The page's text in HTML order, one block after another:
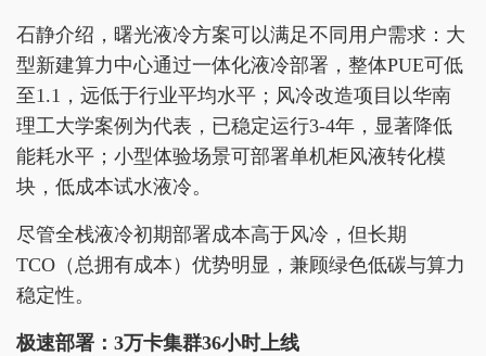
石静介绍，曙光液冷方案可以满足不同用户需求：大
型新建算力中心通过一体化液冷部署，整体PUE可低
至1.1，远低于行业平均水平；风冷改造项目以华南
理工大学案例为代表，已稳定运行3-4年，显著降低
能耗水平；小型体验场景可部署单机柜风液转化模
块，低成本试水液冷。
尽管全栈液冷初期部署成本高于风冷，但长期
TCO（总拥有成本）优势明显，兼顾绿色低碳与算力
稳定性。
极速部署：3万卡集群36小时上线